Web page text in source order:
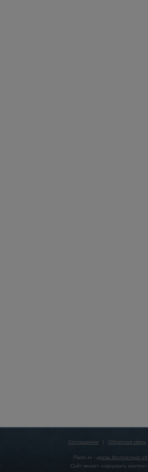
Соглашение | Обратная связь
Flado.ru - доска бесплатных
Сайт может содержать